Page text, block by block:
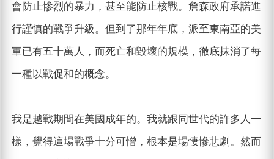
會防止慘烈的暴力，甚至能防止核戰。詹森政府承諾進
行謹慎的戰爭升級。但到了那年年底，派至東南亞的美
軍已有五十萬人，而死亡和毀壞的規模，徹底抹消了每
一種以戰促和的概念。
我是越戰期間在美國成年的。我就跟同世代的許多人一
樣，覺得這場戰爭十分可憎，根本是場悽慘悲劇。然而